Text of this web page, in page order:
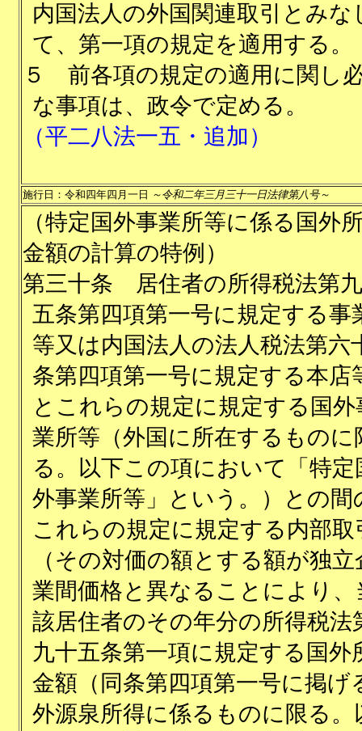
内国法人の外国関連取引とみな
て、第一項の規定を適用する。
５
前各項の規定の適用に関し
な事項は、政令で定める。
（平二八法一五・追加）
施行日：令和四年四月一日 ～令和二年三月三十一日法律第八号～
（特定国外事業所等に係る国外
金額の計算の特例）
第三十条
居住者の所得税法第
五条第四項第一号に規定する事
等又は内国法人の法人税法第六
条第四項第一号に規定する本店
とこれらの規定に規定する国外
業所等（外国に所在するものに
る。以下この項において「特定
外事業所等」という。）との間
これらの規定に規定する内部取
（その対価の額とする額が独立
業間価格と異なることにより、
該居住者のその年分の所得税法
九十五条第一項に規定する国外
金額（同条第四項第一号に掲げ
外源泉所得に係るものに限る。